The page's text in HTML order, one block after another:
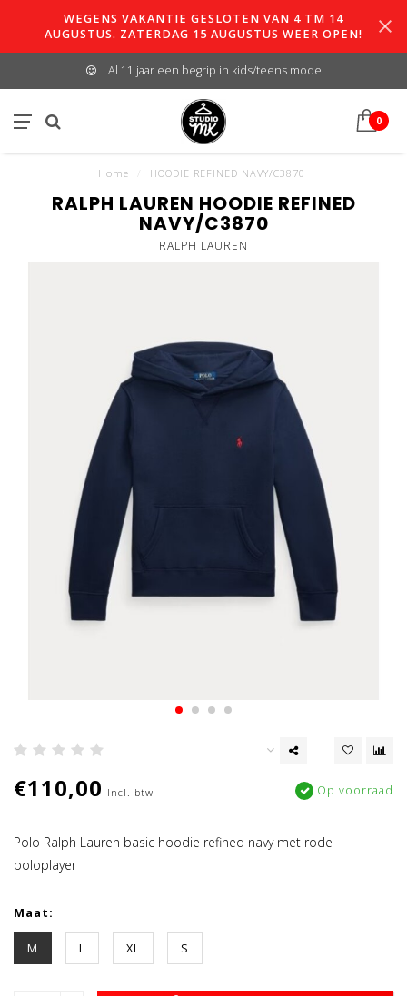
WEGENS VAKANTIE GESLOTEN VAN 4 TM 14
AUGUSTUS. ZATERDAG 15 AUGUSTUS WEER OPEN!
Al 11 jaar een begrip in kids/teens mode
0
Home HOODIE REFINED NAVY/C3870
RALPH LAUREN HOODIE REFINED
NAVY/C3870
RALPH LAUREN
€110,00 Incl. btw Op voorraad
Polo Ralph Lauren basic hoodie refined navy met rode
poloplayer
Maat:
M L XL S